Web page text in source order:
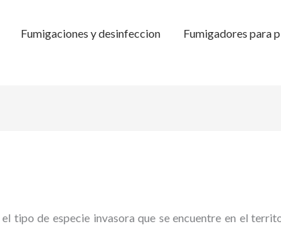
Fumigaciones y desinfeccion Fumigadores para
tipo de especie invasora que se encuentre en el